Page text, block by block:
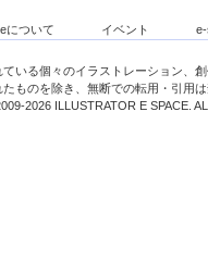
について イベント
ている個々のイラストレーション、
ものを除き、無断での転用・引用
2026 ILLUSTRATOR E SPACE.